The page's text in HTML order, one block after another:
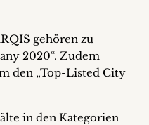
gehören zu
2020“. Zudem
den „Top-Listed City
in den Kategorien